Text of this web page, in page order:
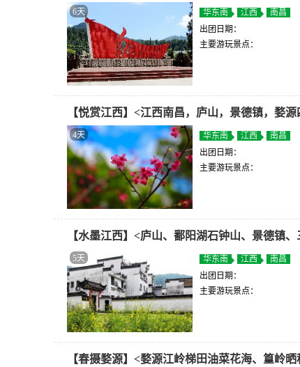
6天 华东南 江西
南昌
出团日期：
主要游玩景点：
【悦赏江西】<江西南昌，庐山，景德镇，婺
4天 华东南 江西
南昌
出团日期：
主要游玩景点：
【水墨江西】<庐山、鄱阳湖石钟山、景德镇
5天 华东南 江西
南昌
出团日期：
主要游玩景点：
【春摄婺源】<婺源江岭梯田油菜花海、篁岭